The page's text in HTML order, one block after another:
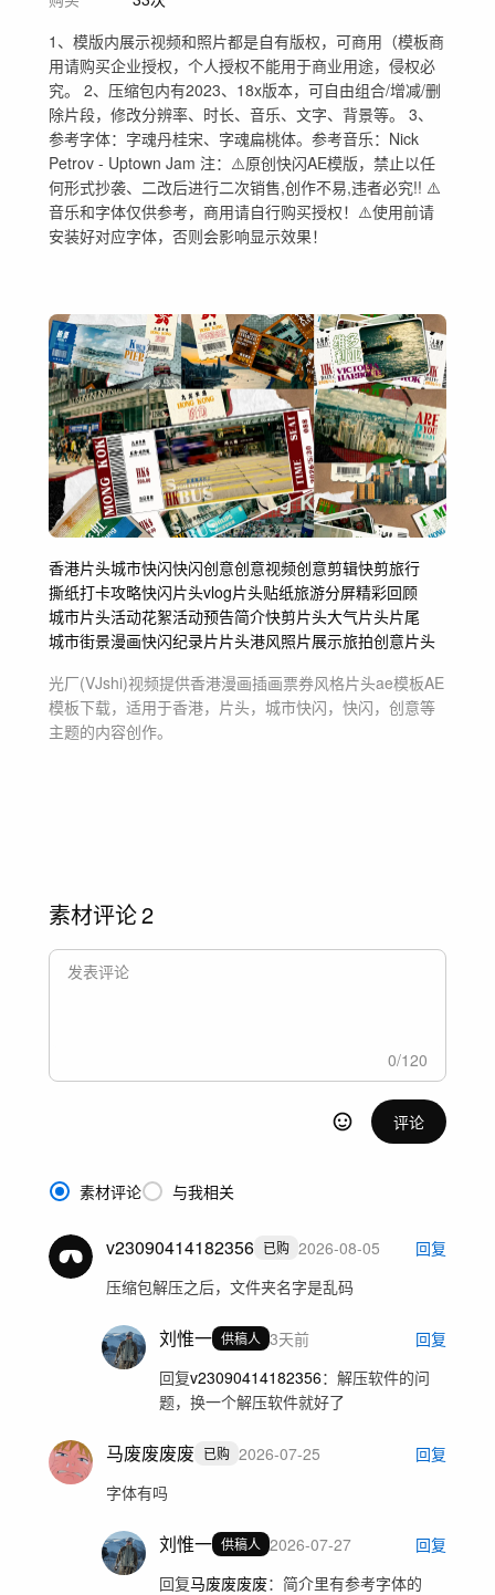
1、模版内展示视频和照片都是自有版权，可商用（模板商
用请购买企业授权，个人授权不能用于商业用途，侵权必
究。 2、压缩包内有2023、18x版本，可自由组合/增减/删
除片段，修改分辨率、时长、音乐、文字、背景等。 3、
参考字体：字魂丹桂宋、字魂扁桃体。参考音乐：Nick
Petrov - Uptown Jam 注：⚠️原创快闪AE模版，禁止以任
何形式抄袭、二改后进行二次销售,创作不易,违者必究!! ⚠️
音乐和字体仅供参考，商用请自行购买授权！⚠️使用前请
安装好对应字体，否则会影响显示效果！
香港片头城市快闪快闪创意创意视频创意剪辑快剪旅行
撕纸打卡攻略快闪片头vlog片头贴纸旅游分屏精彩回顾
城市片头活动花絮活动预告简介快剪片头大气片头片尾
城市街景漫画快闪纪录片片头港风照片展示旅拍创意片头
光厂(VJshi)视频提供香港漫画插画票券风格片头ae模板AE
模板下载，适用于香港，片头，城市快闪，快闪，创意等
主题的内容创作。
素材评论2
0/120
评论
素材评论 与我相关
v23090414182356 已购 2026-08-05
回复
压缩包解压之后，文件夹名字是乱码
刘惟一 供稿人 3天前
回复
回复v23090414182356： 解压软件的问
题，换一个解压软件就好了
马废废废废 已购 2026-07-25
回复
字体有吗
刘惟一 供稿人 2026-07-27
回复
回复马废废废废： 简介里有参考字体的